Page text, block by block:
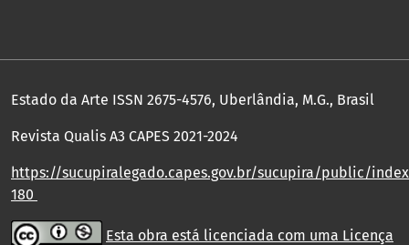
Estado da Arte ISSN 2675-4576, Uberlândia, M.G., Brasil
Revista Qualis A3 CAPES 2021-2024
https://sucupiralegado.capes.gov.br/sucupira/public/
180
Esta obra está licenciada com uma Licença